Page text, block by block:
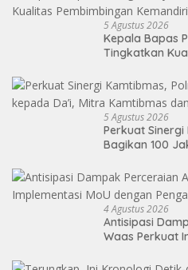
5 Agustus 2026
Kepala Bapas
Tingkatkan
5 Agustus 2026
Perkuat
Bagikan 100
4 Agustus 2026
Antisipasi
Waas Perkuat